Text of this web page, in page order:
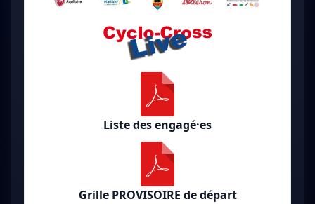
Liste des engagé·es
Grille PROVISOIRE de départ